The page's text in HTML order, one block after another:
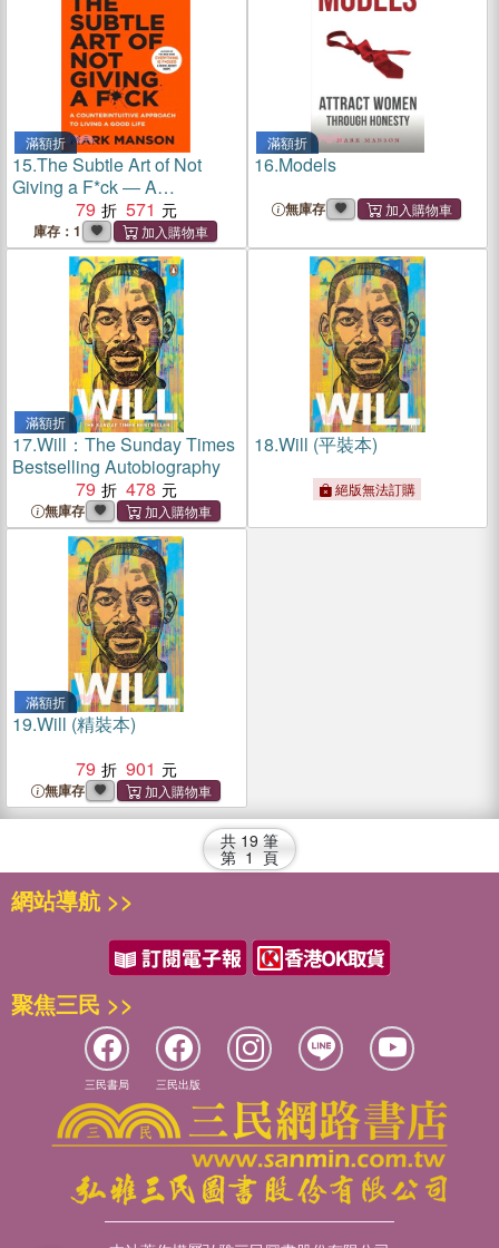
滿額折
15.The Subtle Art of Not
Giving a F*ck ― A
Counterintuitive Approach to
Living a Good Life
79 571
庫存：1
滿額折
16.Models
無庫存
滿額折
17.Will：The Sunday Times
Bestselling Autobiography
79
478
無庫存
18.Will (平裝本)
絕版無法訂購
滿額折
19.Will (精裝本)
79
901
無庫存
共 19 筆
第 1 頁
網站導航 >>
聚焦三民 >>
三民書局 三民出版